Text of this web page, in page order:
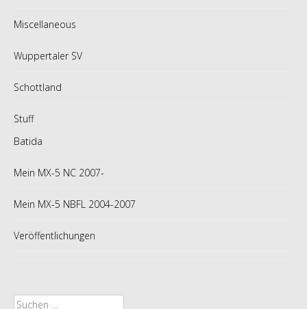
Miscellaneous
Wuppertaler SV
Schottland
Stuff
Batida
Mein MX-5 NC 2007-
Mein MX-5 NBFL 2004-2007
Veröffentlichungen
Suche